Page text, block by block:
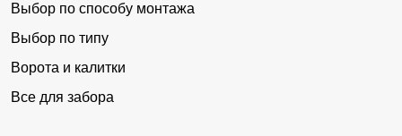
Выбор по способу монтажа
Выбор по типу
Ворота и калитки
Все для забора